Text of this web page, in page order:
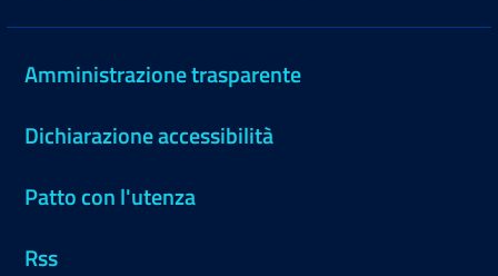
Amministrazione trasparente
Dichiarazione accessibilità
Patto con l'utenza
Rss